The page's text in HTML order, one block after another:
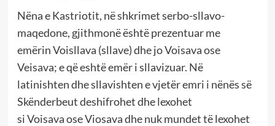
Nëna e Kastriotit, nëshkrimetserbo-sllavo-
maqedone, gjithmonëështë prezentuar me
emërinVoisllava (sllave) dhe jo Voisava ose
Veisava; eqëeshtë emër i sllavizuar. Në
latinishtendhe sllavishten e vjetëremri i nënës së
Skënderbeut deshifrohet dhe lexohet
siVoisavaose Viosava dhe nuk mundet të lexohet